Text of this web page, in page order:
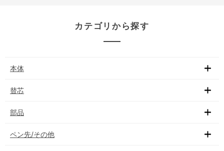
カテゴリから探す
本体
替芯
部品
ペン先/その他